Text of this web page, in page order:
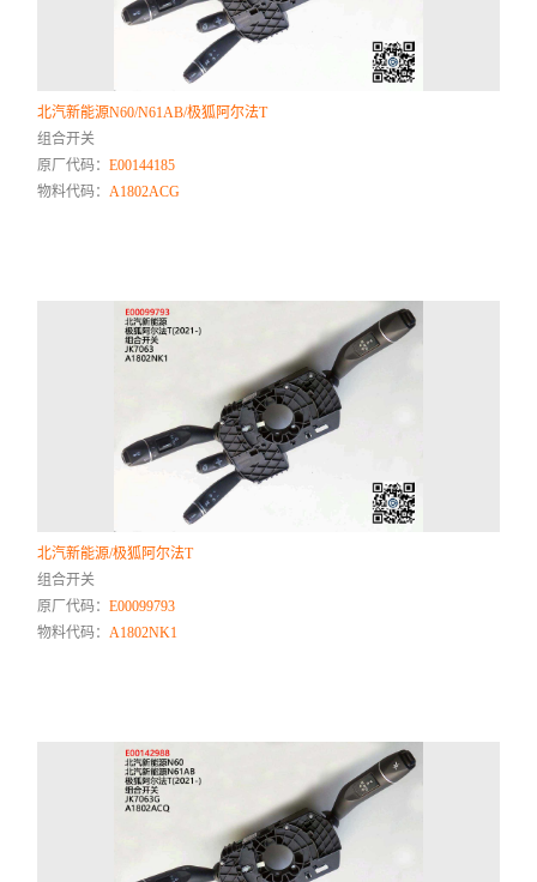
北汽新能源N60/N61AB/极狐阿尔法T
组合开关
原厂代码：E00144185
物料代码： A1802ACG
北汽新能源/极狐阿尔法T
组合开关
原厂代码：E00099793
物料代码： A1802NK1